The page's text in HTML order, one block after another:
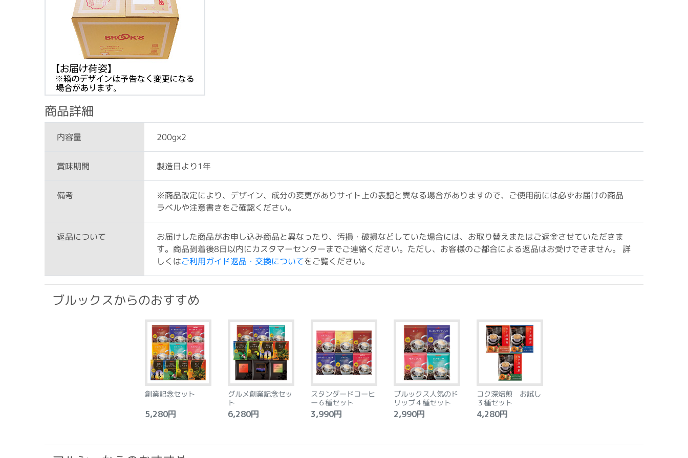
商品詳細
内容量 200g×2
賞味期間 製造日より1年
備考 ※商品改定により、デザイン、成分の変更がありサイト上の表記と異なる場合がありますので、ご使用前には必ずお届けの商品
ラベルや注意書きをご確認ください。
返品について お届けした商品がお申し込み商品と異なったり、汚損・破損などしていた場合には、お取り替えまたはご返金させていただきま
す。商品到着後8日以内にカスタマーセンターまでご連絡ください。ただし、お客様のご都合による返品はお受けできません。 詳
しくはご利用ガイド返品・交換についてをご覧ください。
ブルックスからのおすすめ
創業記念セット
5,280円
グルメ創業記念セッ
ト
6,280円
スタンダードコーヒ
ー６種セット
3,990円
ブルックス人気のド
リップ４種セット
2,990円
コク深焙煎 お試し
３種セット
4,280円